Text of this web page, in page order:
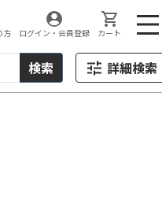
方 ログイン・会員登録 カート
検索 詳細検索